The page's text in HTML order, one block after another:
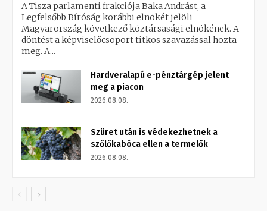
A Tisza parlamenti frakciója Baka Andrást, a
Legfelsőbb Bíróság korábbi elnökét jelöli
Magyarország következő köztársasági elnökének. A
döntést a képviselőcsoport titkos szavazással hozta
meg. A...
Hardveralapú e-pénztárgép jelent
meg a piacon
2026.08.08.
Szüret után is védekezhetnek a
szőlőkabóca ellen a termelők
2026.08.08.